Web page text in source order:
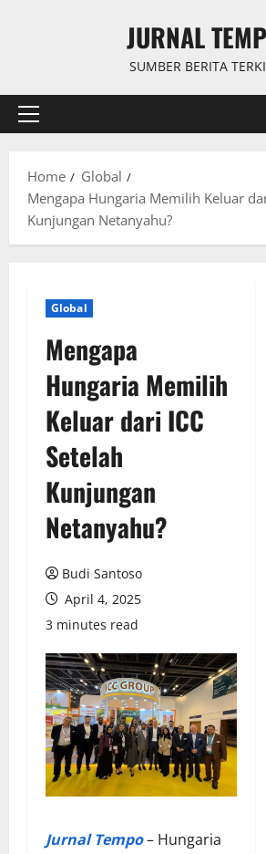
JURNAL
SUMBER BERITA
Primary
Home
Global
Mengapa Hungaria Memilih Keluar
Kunjungan Netanyahu?
Global
Mengapa
Hungaria Memilih
Keluar dari ICC
Setelah
Kunjungan
Netanyahu?
Budi Santoso
April 4, 2025
3 minutes read
Jurnal Tempo– Hungaria